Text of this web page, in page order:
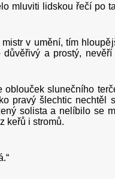
mluviti lidskou řečí po
v umění, tím
a prostý, nevěří
oblouček slunečního
pravý šlechtic nechtěl
solista a nelíbilo se
keřů i stromů.